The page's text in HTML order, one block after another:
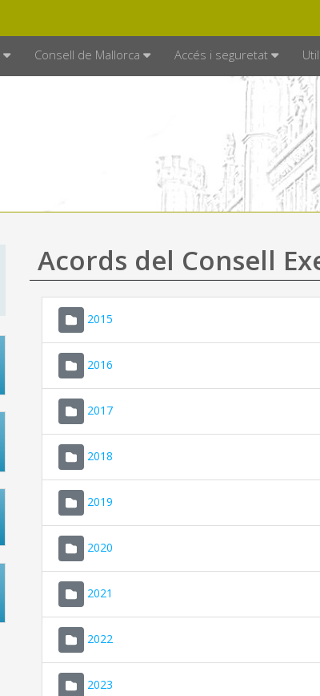
Consell de Mallorca Accés i seguretat
Acords del Consell
2015
2016
2017
2018
2019
2020
2021
2022
2023